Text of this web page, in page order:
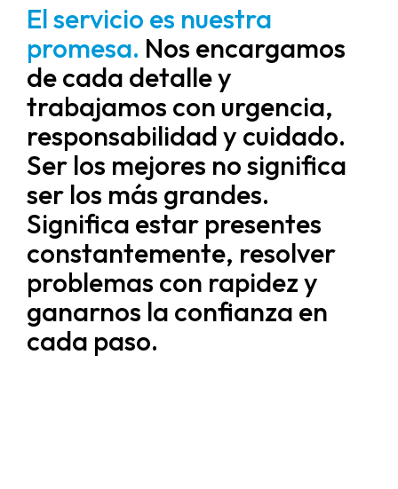
El servicio es nuestra
promesa. Nos encargamos
de cada detalle y
trabajamos con urgencia,
responsabilidad y cuidado.
Ser los mejores no significa
ser los más grandes.
Significa estar presentes
constantemente, resolver
problemas con rapidez y
ganarnos la confianza en
cada paso.